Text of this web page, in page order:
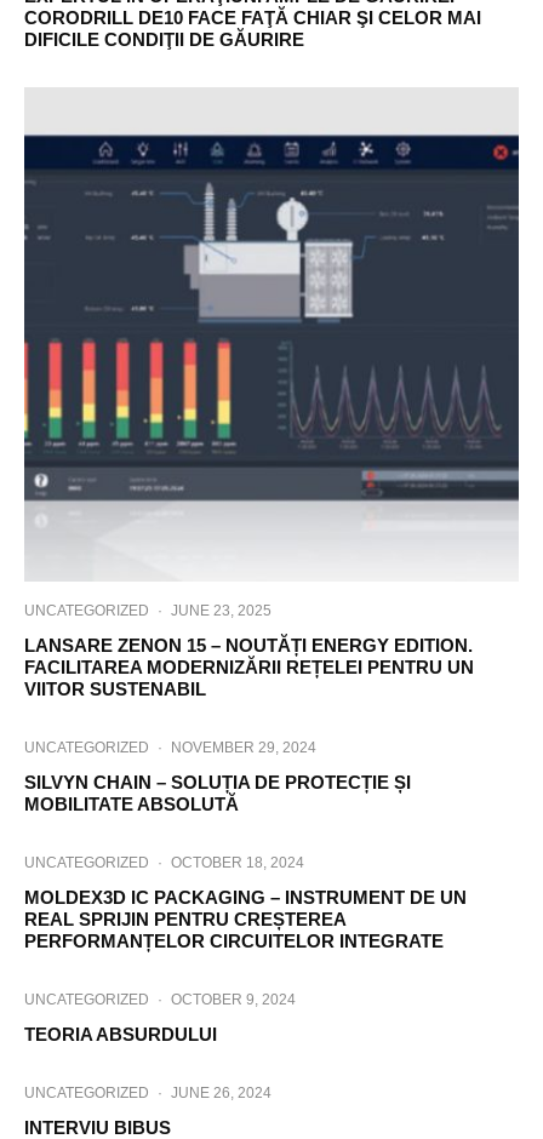
CORODRILL DE10 FACE FAŢĂ CHIAR ŞI CELOR MAI
DIFICILE CONDIŢII DE GĂURIRE
UNCATEGORIZED · JUNE 23, 2025
LANSARE ZENON 15 – NOUTĂȚI ENERGY EDITION.
FACILITAREA MODERNIZĂRII REȚELEI PENTRU UN
VIITOR SUSTENABIL
UNCATEGORIZED · NOVEMBER 29, 2024
SILVYN CHAIN – SOLUȚIA DE PROTECȚIE ȘI
MOBILITATE ABSOLUTĂ
UNCATEGORIZED · OCTOBER 18, 2024
MOLDEX3D IC PACKAGING – INSTRUMENT DE UN
REAL SPRIJIN PENTRU CREȘTEREA
PERFORMANȚELOR CIRCUITELOR INTEGRATE
UNCATEGORIZED · OCTOBER 9, 2024
TEORIA ABSURDULUI
UNCATEGORIZED · JUNE 26, 2024
INTERVIU BIBUS